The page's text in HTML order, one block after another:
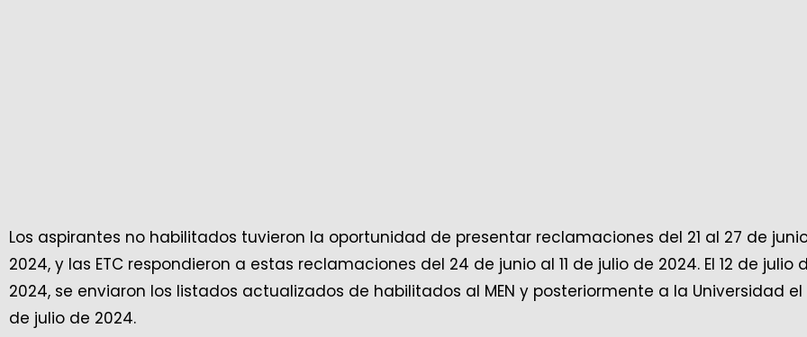
Los aspirantes no habilitados tuvieron la oportunidad de presentar reclamaciones del 21 al 27 de
2024, y las ETC respondieron a estas reclamaciones del 24 de junio al 11 de julio de 2024. El 12 de julio
2024, se enviaron los listados actualizados de habilitados al MEN y posteriormente a la Universidad el
de julio de 2024.